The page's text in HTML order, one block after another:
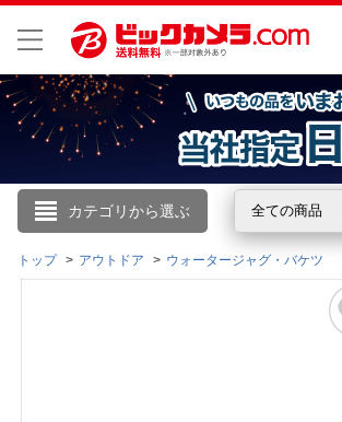
カテゴリから選ぶ 全ての商品
こんにちは
ログイン
トップ アウトドア ウォータージャグ・バケツ